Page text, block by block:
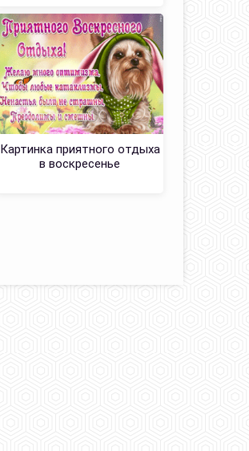
Картинка приятного отдыха
в воскресенье